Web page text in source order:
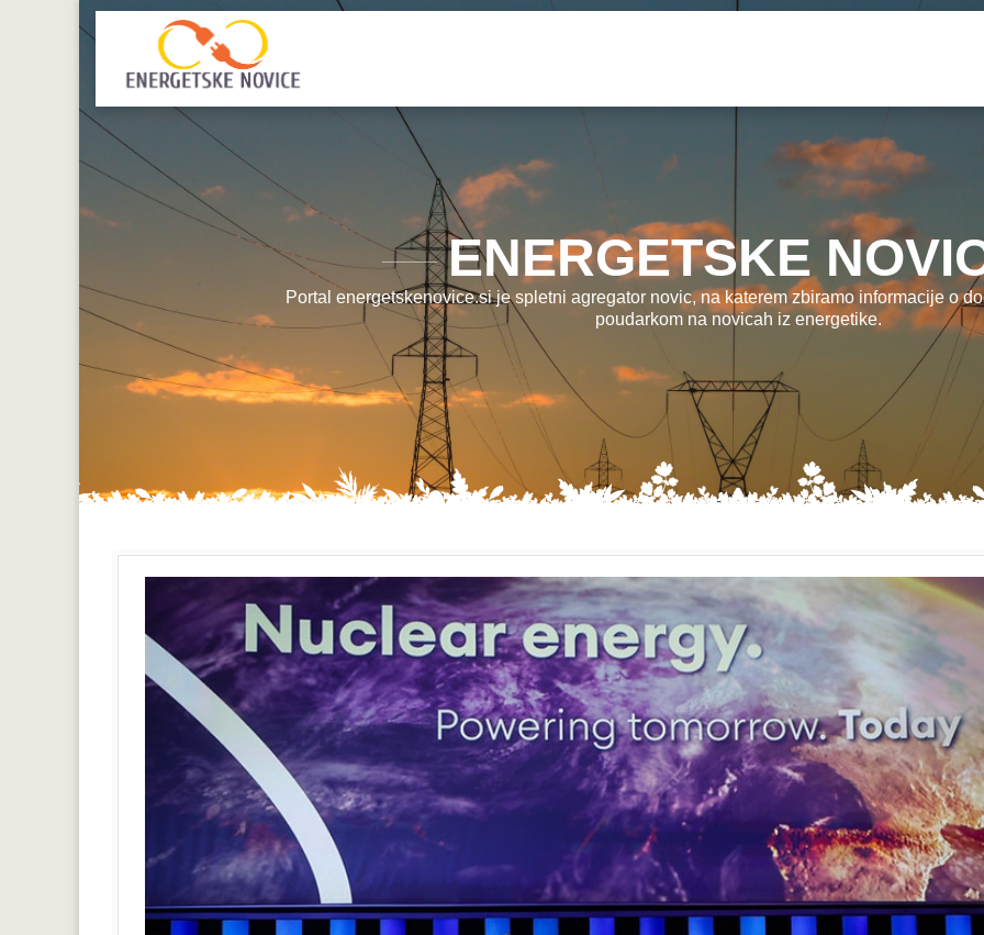
ENERGETSKE
Portal energetskenovice.si je spletni agregator novic, na katerem zbiramo informacije o
poudarkom na novicah iz energetike.